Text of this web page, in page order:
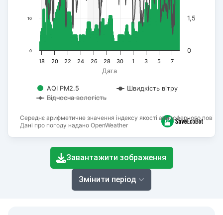
Середнє арифметичне значення індексу якості атмосферного
Дані про погоду надано OpenWeather
Дата
AQI PM2.5
Швидкість вітру
Відносна вологість
18 20 22 24 26 28 30 1 3 5 7
0
10
0
1,5
End of interactive chart.
Завантажити зображення
Змінити період